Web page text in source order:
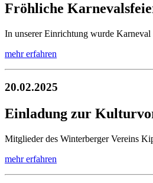
Fröhliche
In unserer Einrichtung wurde
mehr erfahren
20.02.2025
Einladung zur
Mitglieder des Winterberger Vereins
mehr erfahren